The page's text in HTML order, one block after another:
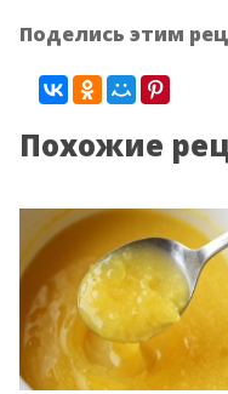
Поделись этим
Похожие